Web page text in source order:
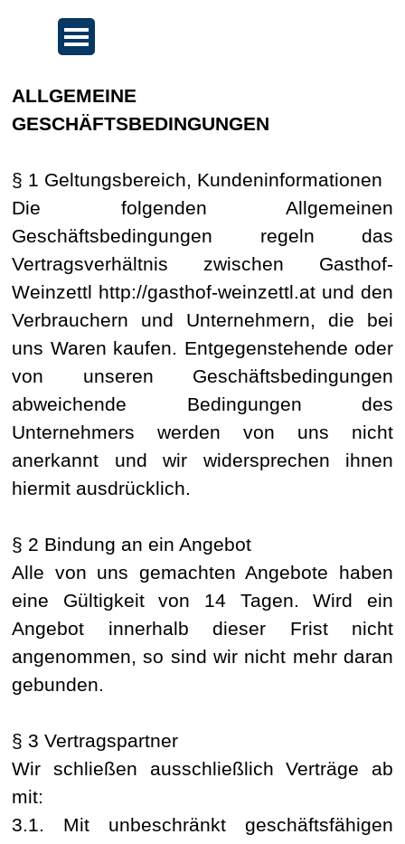
Menü überspringen
ALLGEMEINE
GESCHÄFTSBEDINGUNGEN
§ 1 Geltungsbereich, Kundeninformationen
Die folgenden Allgemeinen
Geschäftsbedingungen regeln das
Vertragsverhältnis zwischen Gasthof-
Weinzettl http://gasthof-weinzettl.at und den
Verbrauchern und Unternehmern, die bei
uns Waren kaufen. Entgegenstehende oder
von unseren Geschäftsbedingungen
abweichende Bedingungen des
Unternehmers werden von uns nicht
anerkannt und wir widersprechen ihnen
hiermit ausdrücklich.
§ 2 Bindung an ein Angebot
Alle von uns gemachten Angebote haben
eine Gültigkeit von 14 Tagen. Wird ein
Angebot innerhalb dieser Frist nicht
angenommen, so sind wir nicht mehr daran
gebunden.
§ 3 Vertragspartner
Wir schließen ausschließlich Verträge ab
mit:
3.1. Mit unbeschränkt geschäftsfähigen